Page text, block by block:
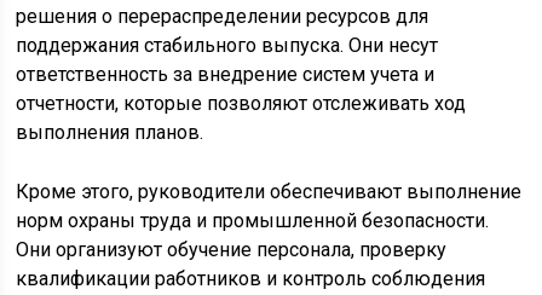
решения о перераспределении ресурсов для
поддержания стабильного выпуска. Они несут
ответственность за внедрение систем учета и
отчетности, которые позволяют отслеживать ход
выполнения планов.
Кроме этого, руководители обеспечивают выполнение
норм охраны труда и промышленной безопасности.
Они организуют обучение персонала, проверку
квалификации работников и контроль соблюдения